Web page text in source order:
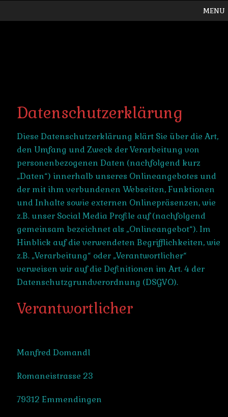
MENU
Datenschutzerklärung
Diese Datenschutzerklärung klärt Sie über die Art,
den Umfang und Zweck der Verarbeitung von
personenbezogenen Daten (nachfolgend kurz
„Daten“) innerhalb unseres Onlineangebotes und
der mit ihm verbundenen Webseiten, Funktionen
und Inhalte sowie externen Onlinepräsenzen, wie
z.B. unser Social Media Profile auf (nachfolgend
gemeinsam bezeichnet als „Onlineangebot“). Im
Hinblick auf die verwendeten Begrifflichkeiten, wie
z.B. „Verarbeitung“ oder „Verantwortlicher“
verweisen wir auf die Definitionen im Art. 4 der
Datenschutzgrundverordnung (DSGVO).
Verantwortlicher
Manfred Domandl
Romaneistrasse 23
79312 Emmendingen